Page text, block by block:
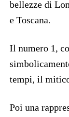
bellezze di
e Toscana.
Il numero 1,
tempi, il
Poi una